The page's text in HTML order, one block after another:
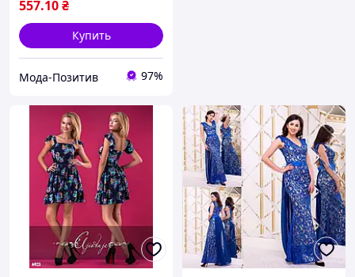
557.10₴
Купить
Мода-Позитив 97%